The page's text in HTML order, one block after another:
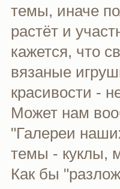
темы, иначе
растёт и
кажется, что
вязаные
красивости -
Может нам
"Галереи
темы - куклы,
Как бы